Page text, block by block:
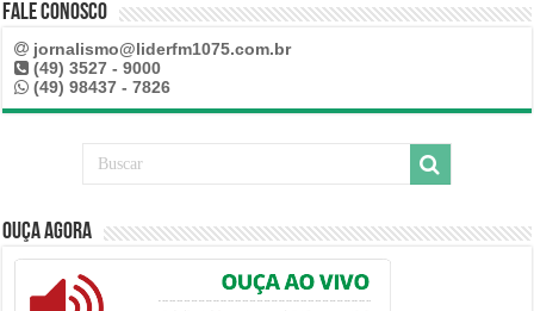
Fale Conosco
jornalismo@liderfm1075.com.br
(49) 3527 - 9000
(49) 98437 - 7826
Ouça Agora